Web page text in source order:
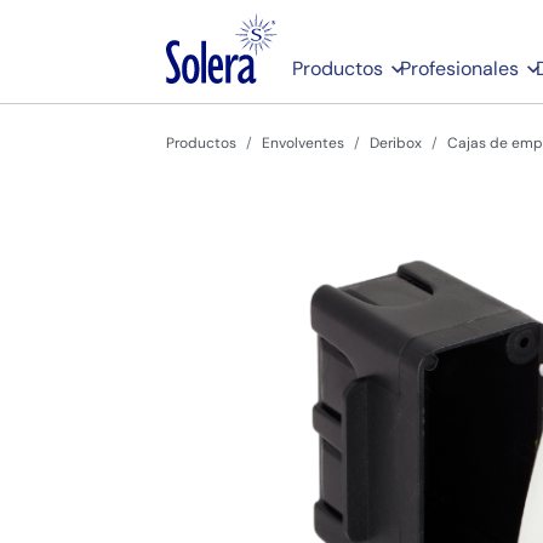
Productos Profesionales
Productos Envolventes Deribox Cajas de